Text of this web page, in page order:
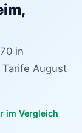
in
August
im Vergleich